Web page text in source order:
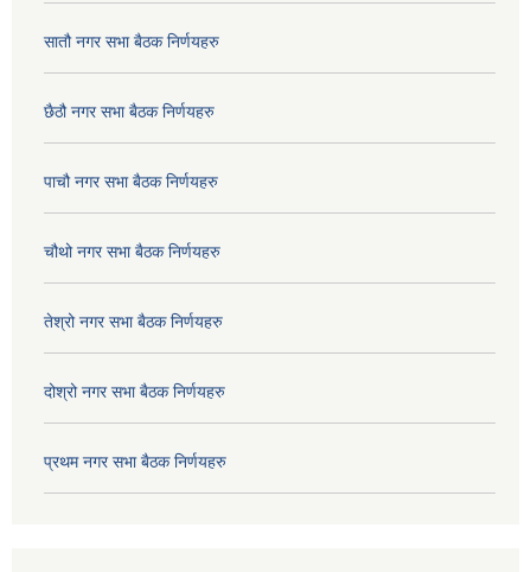
सातौ नगर सभा बैठक निर्णयहरु
छैठौ नगर सभा बैठक निर्णयहरु
पाचौ नगर सभा बैठक निर्णयहरु
चौथो नगर सभा बैठक निर्णयहरु
तेश्रो नगर सभा बैठक निर्णयहरु
दोश्रो नगर सभा बैठक निर्णयहरु
प्रथम नगर सभा बैठक निर्णयहरु